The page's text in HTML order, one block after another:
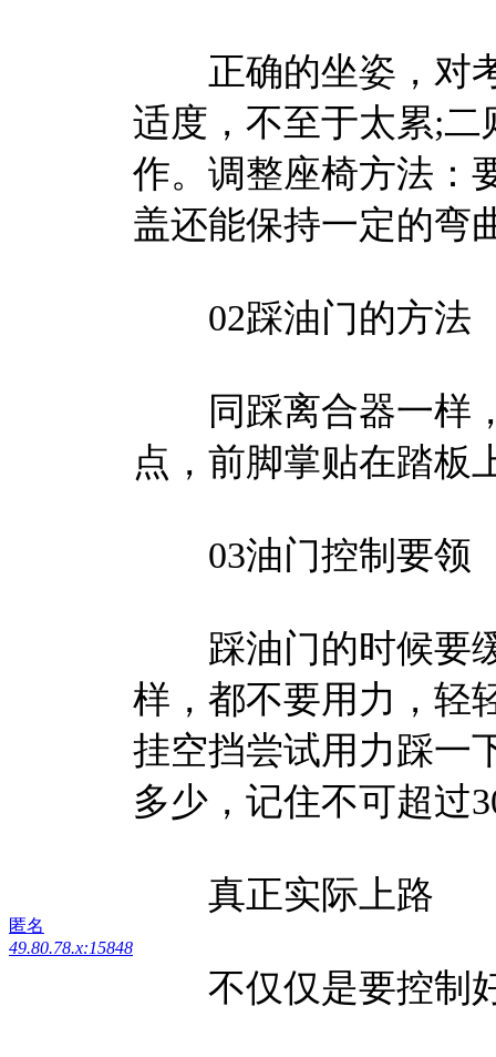
匿名
49.80.78.x:15848
正确的坐姿，对考
适度，不至于太累;
作。调整座椅方法：
盖还能保持一定的弯
02踩油门的方法
同踩离合器一样，
点，前脚掌贴在踏板
03油门控制要领
踩油门的时候要缓
样，都不要用力，轻
挂空挡尝试用力踩一
多少，记住不可超过
真正实际上路
不仅仅是要控制